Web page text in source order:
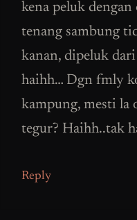
kena peluk
tenang sambung
kanan, dipeluk
haihh… Dgn fmly
kampung, mesti la
tegur? Haihh..tak
Reply